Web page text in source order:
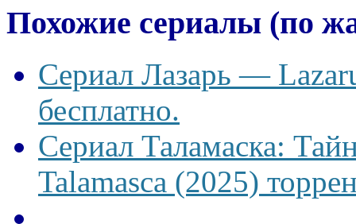
Похожие сериалы (по
Сериал Лазарь —
бесплатно.
Сериал Таламаска:
Talamasca (2025)